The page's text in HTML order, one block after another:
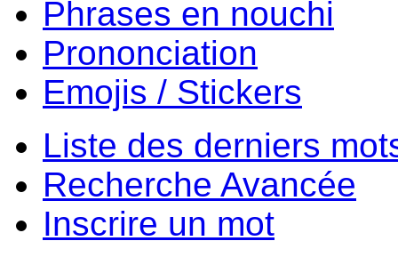
Phrases en nouchi
Prononciation
Emojis / Stickers
Liste des derniers
Recherche Avancée
Inscrire un mot